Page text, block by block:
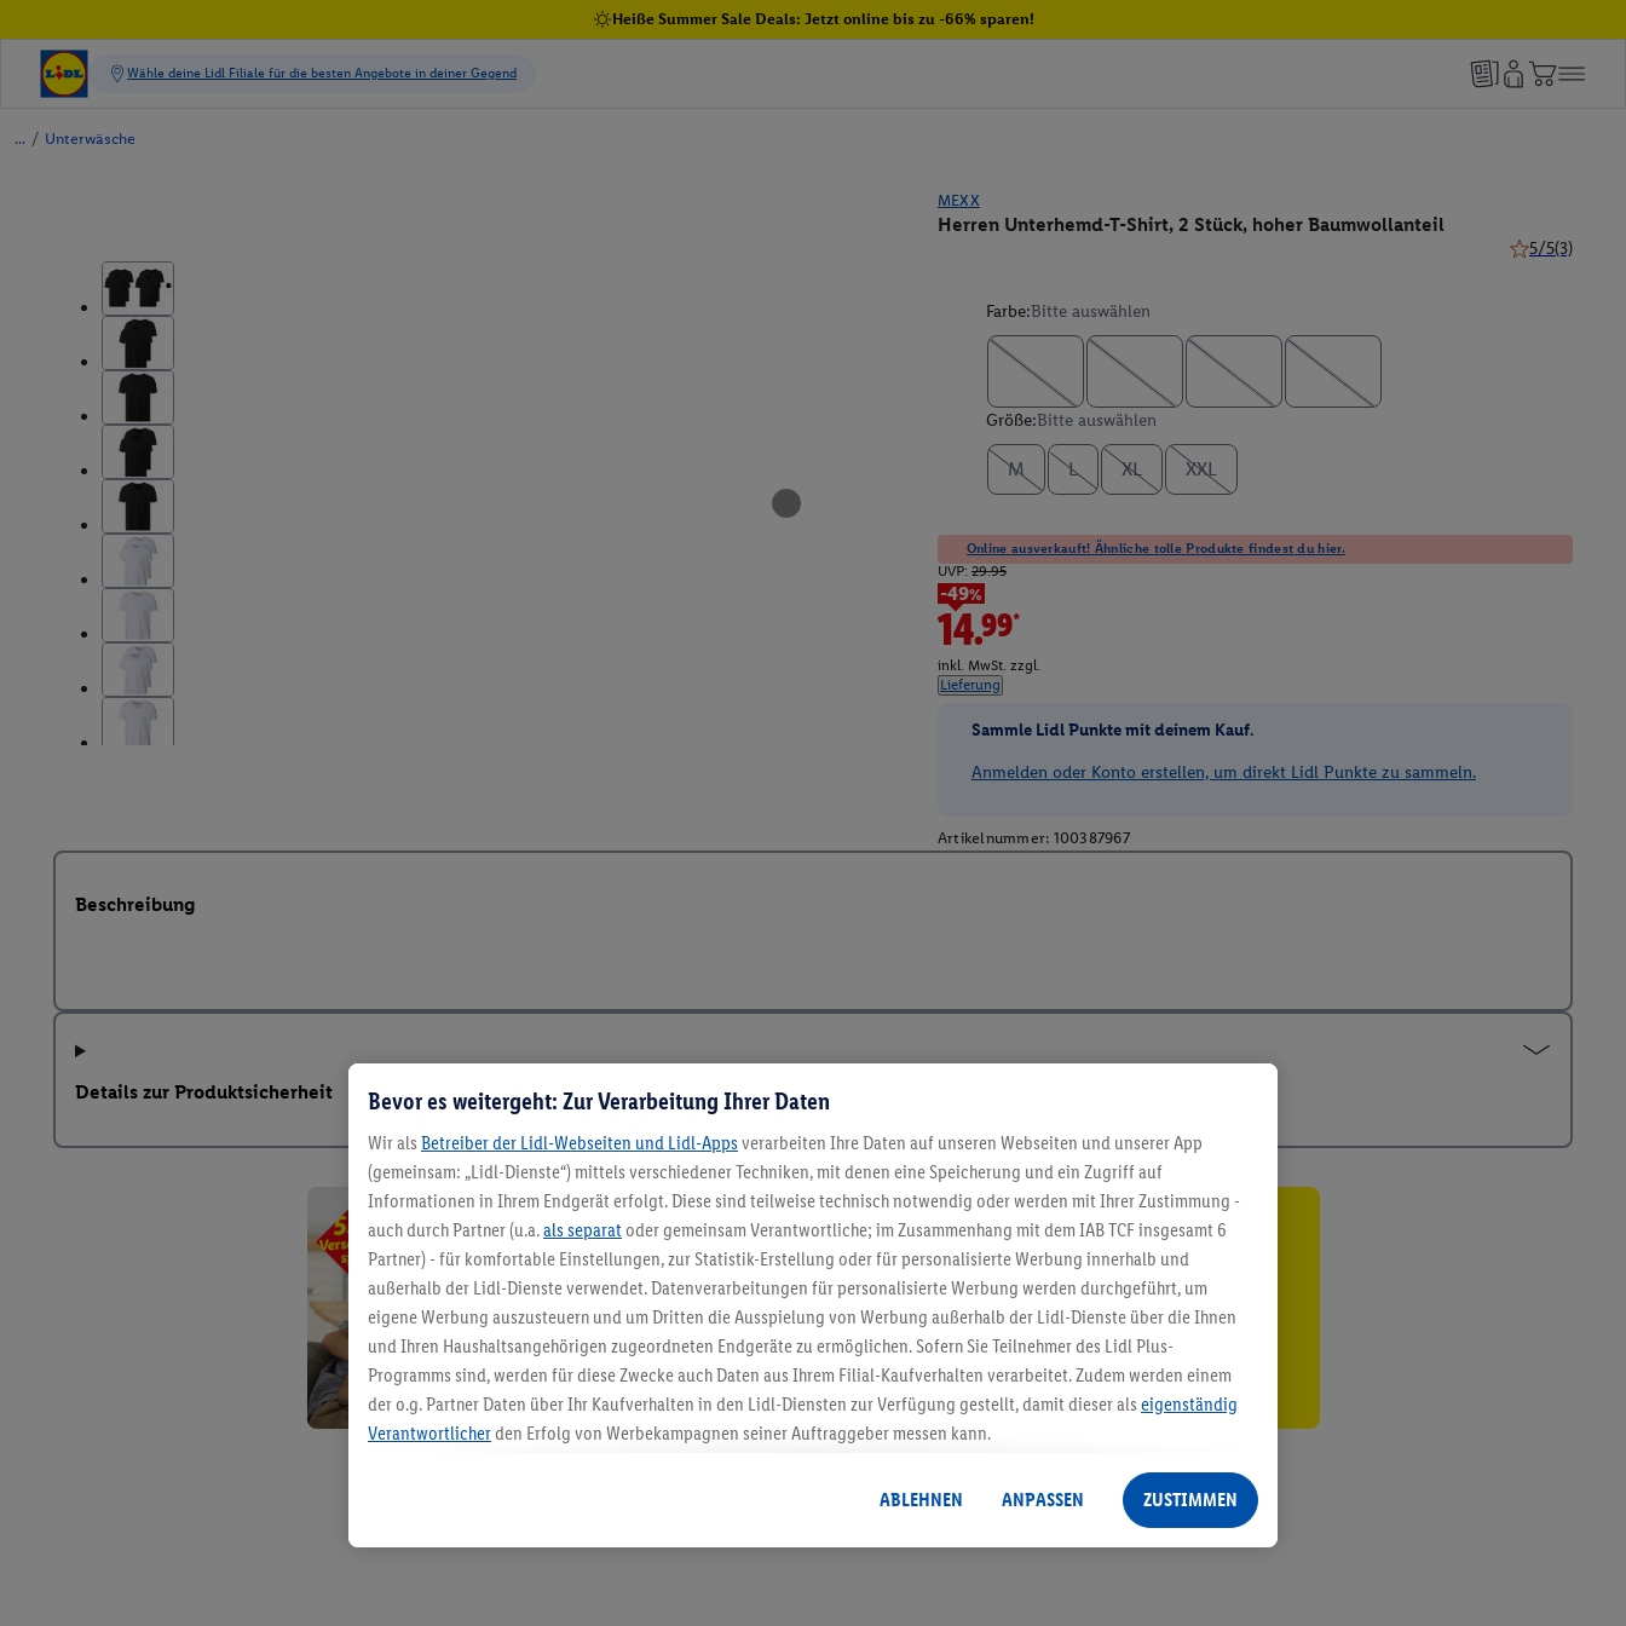
Heiße Summer Sale Deals: Jetzt online bis zu -66% sparen!
/ Unterwäsche
MEXX
Herren Unterhemd-T-Shirt, 2 Stück, hoher Baumwollanteil
5/5(3)
Farbe:Bitte auswählen
Größe:Bitte auswählen
M L XL XXL
Online ausverkauft! Ähnliche tolle Produkte findest du hier.
UVP: 29.95
-49%
14.99*
inkl. MwSt. zzgl.
Lieferung
Sammle Lidl Punkte mit deinem Kauf.
Anmelden oder Konto erstellen, um direkt Lidl Punkte zu sammeln.
Artikelnummer: 100387967
Beschreibung
Details zur Produktsicherheit
5.95 € Versand sparen³²ᵃ
Jetzt zum Newsletter anmelden
Gutschein sichern!
Bevor es weitergeht: Zur Verarbeitung Ihrer Daten
Wir als Betreiber der Lidl-Webseiten und Lidl-Apps verarbeiten Ihre Daten auf unseren Webseiten und unserer App
(gemeinsam: „Lidl-Dienste“) mittels verschiedener Techniken, mit denen eine Speicherung und ein Zugriff auf
Informationen in Ihrem Endgerät erfolgt. Diese sind teilweise technisch notwendig oder werden mit Ihrer Zustimmung -
auch durch Partner (u.a.als separat oder gemeinsam Verantwortliche; im Zusammenhang mit dem IAB TCF insgesamt 6
Partner) - für komfortable Einstellungen, zur Statistik-Erstellung oder für personalisierte Werbung innerhalb und
außerhalb der Lidl-Dienste verwendet. Datenverarbeitungen für personalisierte Werbung werden durchgeführt, um
eigene Werbung auszusteuern und um Dritten die Ausspielung von Werbung außerhalb der Lidl-Dienste über die Ihnen
und Ihren Haushaltsangehörigen zugeordneten Endgeräte zu ermöglichen. Sofern Sie Teilnehmer des Lidl Plus-
Programms sind, werden für diese Zwecke auch Daten aus Ihrem Filial-Kaufverhalten verarbeitet. Zudem werden einem
der o.g. Partner Daten über Ihr Kaufverhalten in den Lidl-Diensten zur Verfügung gestellt, damit dieser als eigenständig
Verantwortlicherden Erfolg von Werbekampagnen seiner Auftraggeber messen kann.
angereicherten Profilen. Dies umfasst die Zusammenführung von Daten (z.B. über Ihre Nutzung der Lidl-Dienste, Ihr
Kaufverhalten in den Lidl-Diensten, Informationen aus Ihrem Kundenkonto - z.B. Alter oder Geschlecht - sowie Ihre
genauen Standortdaten) auch über verschiedene Endgeräte und Lidl-Dienste hinweg einschließlich dem Speichern von
ABLEHNEN ANPASSEN ZUSTIMMEN